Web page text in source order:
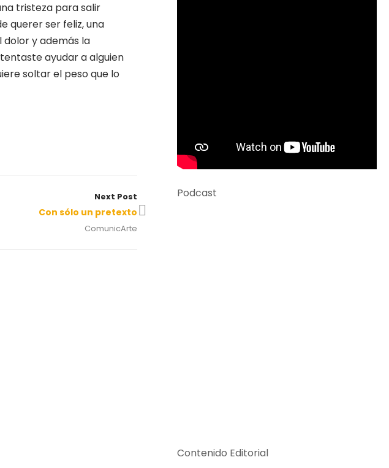
tristeza para salir
querer ser feliz, una
dolor y además la
ayudar a alguien
soltar el peso que lo
Next Post
Con sólo un pretexto
ComunicArte
Podcast
Contenido Editorial